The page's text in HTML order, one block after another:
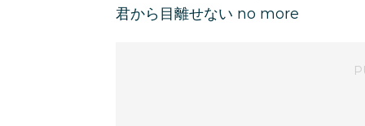
君から目離せない no more